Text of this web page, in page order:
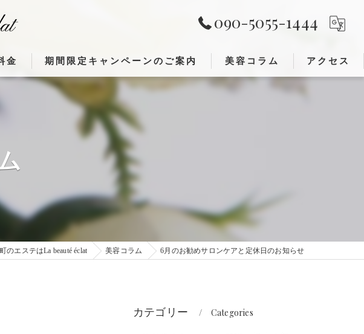
090-5055-1444
金
ンバック・高濃度水素クレンジング)
波治療器ウィンバックが出来ること①
ンバックとは
周波治療器施術症例
期間限定キャンペーンのご案内 美容コラム アクセス
のエステはLa beauté éclat 美容コラム 6月のお勧めサロンケアと定休日のお知らせ
カテゴリー Categories